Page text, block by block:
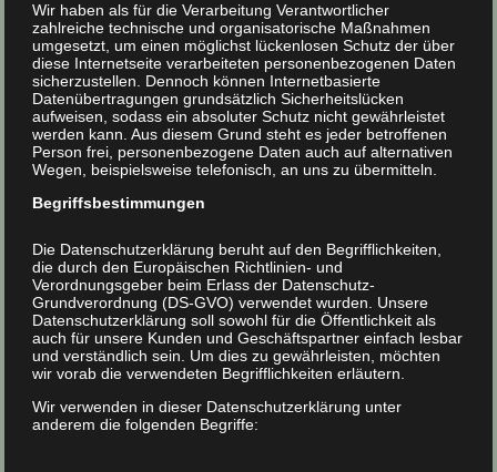
Dachschrägendämmung
DieDachschrägenlassen sich mittels des
Einblasverfahrensschnell, kostengünstig und effektiv
dämmen. Dabei ist es nicht immer notwendig, dass in
diesem Zuge auch das Dach neu eingedeckt wird. Eine
Dachschrägendämmung macht für ausgebaute Räume
genutzt werden, ist eine entsprechende Isolierung der
Obergeschossdeckedie bessere und günstigere
Variante.
Wir haben als für die Verarbeitung Verantwortlicher
zahlreiche technische und organisatorische Maßnahmen
umgesetzt, um einen möglichst lückenlosen Schutz der über
diese Internetseite verarbeiteten personenbezogenen Daten
sicherzustellen. Dennoch können Internetbasierte
Datenübertragungen grundsätzlich Sicherheitslücken
aufweisen, sodass ein absoluter Schutz nicht gewährleistet
werden kann. Aus diesem Grund steht es jeder betroffenen
Person frei, personenbezogene Daten auch auf alternativen
Wegen, beispielsweise telefonisch, an uns zu übermitteln.
Begriffsbestimmungen
Die Datenschutzerklärung beruht auf den Begrifflichkeiten,
die durch den Europäischen Richtlinien- und
Verordnungsgeber beim Erlass der Datenschutz-
Grundverordnung (DS-GVO) verwendet wurden. Unsere
Datenschutzerklärung soll sowohl für die Öffentlichkeit als
auch für unsere Kunden und Geschäftspartner einfach lesbar
und verständlich sein. Um dies zu gewährleisten, möchten
wir vorab die verwendeten Begrifflichkeiten erläutern.
Wir verwenden in dieser Datenschutzerklärung unter
anderem die folgenden Begriffe: